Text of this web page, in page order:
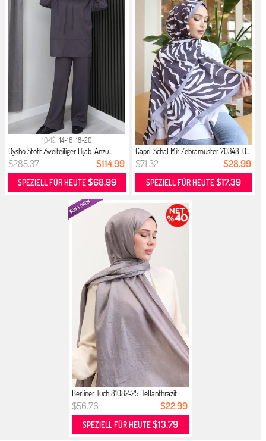
10-12 14-16 18-20
Oysho Stoff Zweiteiliger Hijab-Anzu...
$285.37 $114.99
SPEZIELL FÜR HEUTE$68.99
Capri-Schal Mit Zebramuster 70348-0...
$71.32 $28.99
SPEZIELL FÜR HEUTE$17.39
Berliner Tuch 81082-25 Hellanthrazit
$56.76 $22.99
SPEZIELL FÜR HEUTE$13.79